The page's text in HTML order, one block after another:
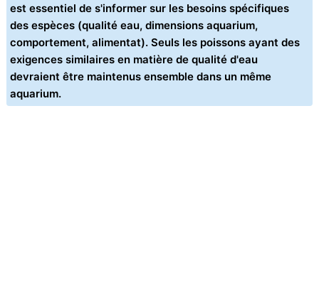
est essentiel de s'informer sur les besoins spécifiques
des espèces (qualité eau, dimensions aquarium,
comportement, alimentat). Seuls les poissons ayant des
exigences similaires en matière de qualité d'eau
devraient être maintenus ensemble dans un même
aquarium.